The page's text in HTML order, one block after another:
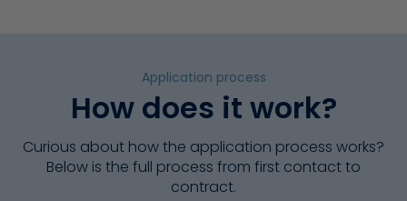
Application process
How does it work?
Curious about how the application process works?
Below is the full process from first contact to
contract.